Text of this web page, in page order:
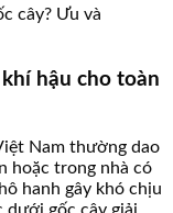
cây? Ưu và
hậu cho toàn
Nam thường dao
hoặc trong nhà có
hanh gây khó chịu